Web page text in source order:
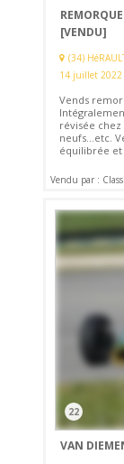
[VENDU]
(34)
14 juillet 2022
Vends
révisée
neufs...etc.
équilibrée et
Vendu par :
22
VAN